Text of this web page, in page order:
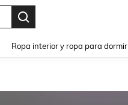
Ropa interior y ropa para dormir